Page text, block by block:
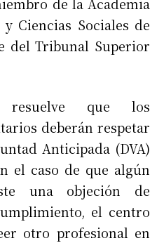
Ciencias Sociales de
del Tribunal Superior
que los
deberán respetar
Anticipada (DVA)
el caso de que algún
una objeción de
el centro
otro profesional en